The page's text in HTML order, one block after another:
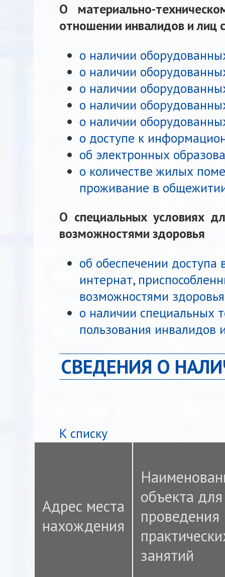
О материально-
отношении инвалидов и лиц
о наличии
о наличии
о наличии
о наличии
о наличии
о доступе к
об электронных
о количестве жилых
проживание в
О специальных условиях
возможностями здоровья
об обеспечении
интернат,
возможностями
о наличии специальных
пользования инвалидов
СВЕДЕНИЯ О
К списку
Адрес места
нахождения
объекта для
проведения
занятий